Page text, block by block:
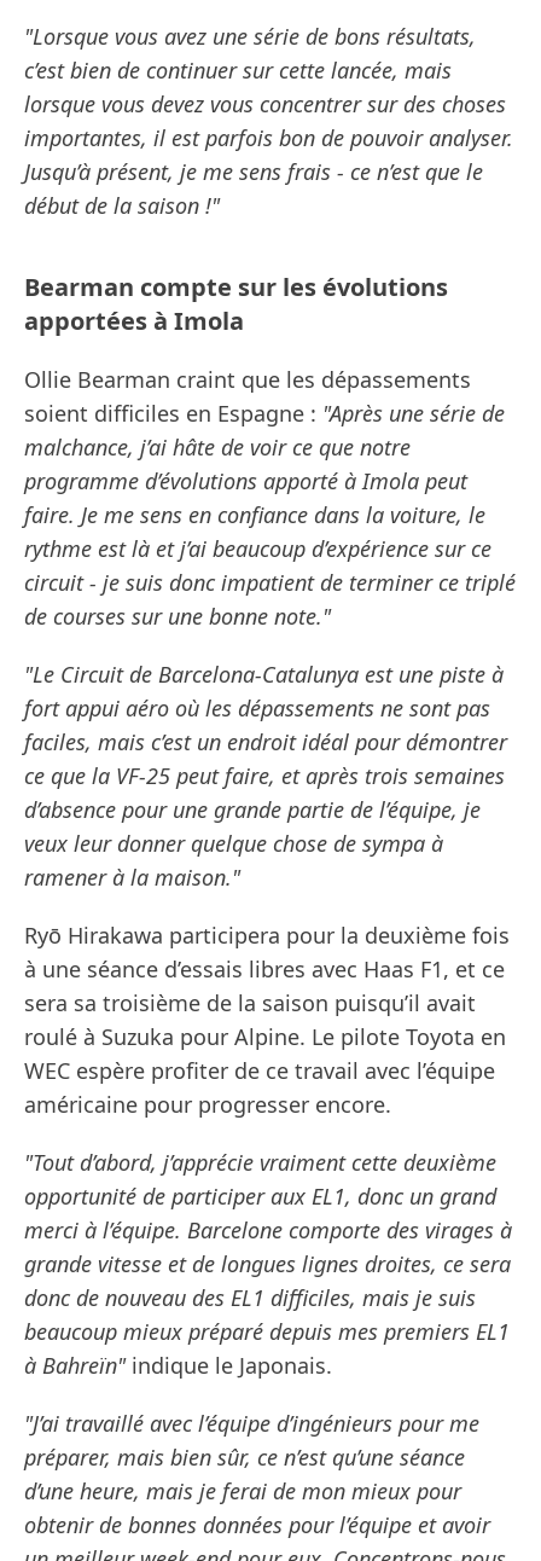
"Lorsque vous avez une série de bons résultats,
c’est bien de continuer sur cette lancée, mais
lorsque vous devez vous concentrer sur des choses
importantes, il est parfois bon de pouvoir analyser.
Jusqu’à présent, je me sens frais - ce n’est que le
début de la saison !"
Bearman compte sur les évolutions
apportées à Imola
Ollie Bearman craint que les dépassements
soient difficiles en Espagne : "Après une série de
malchance, j’ai hâte de voir ce que notre
programme d’évolutions apporté à Imola peut
faire. Je me sens en confiance dans la voiture, le
rythme est là et j’ai beaucoup d’expérience sur ce
circuit - je suis donc impatient de terminer ce triplé
de courses sur une bonne note."
"Le Circuit de Barcelona-Catalunya est une piste à
fort appui aéro où les dépassements ne sont pas
faciles, mais c’est un endroit idéal pour démontrer
ce que la VF-25 peut faire, et après trois semaines
d’absence pour une grande partie de l’équipe, je
veux leur donner quelque chose de sympa à
ramener à la maison."
Ryō Hirakawa participera pour la deuxième fois
à une séance d’essais libres avec Haas F1, et ce
sera sa troisième de la saison puisqu’il avait
roulé à Suzuka pour Alpine. Le pilote Toyota en
WEC espère profiter de ce travail avec l’équipe
américaine pour progresser encore.
"Tout d’abord, j’apprécie vraiment cette deuxième
opportunité de participer aux EL1, donc un grand
merci à l’équipe. Barcelone comporte des virages à
grande vitesse et de longues lignes droites, ce sera
donc de nouveau des EL1 difficiles, mais je suis
beaucoup mieux préparé depuis mes premiers EL1
à Bahreïn"indique le Japonais.
"J’ai travaillé avec l’équipe d’ingénieurs pour me
préparer, mais bien sûr, ce n’est qu’une séance
d’une heure, mais je ferai de mon mieux pour
obtenir de bonnes données pour l’équipe et avoir